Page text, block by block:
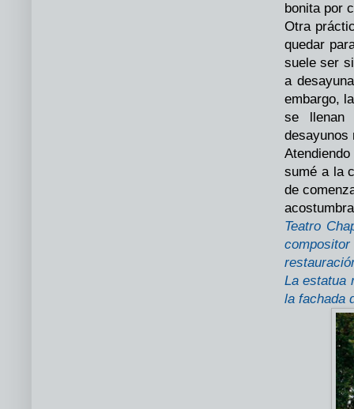
bonita por
Otra
quedar
suele ser
a
embargo,
se llenan
desayunos
sumé a la
de
Teatro
La estatua
la fachada